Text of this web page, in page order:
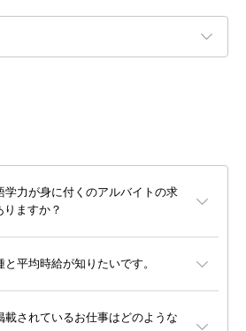
学力が身に付くのアルバイトの求
りますか？
平均時給が知りたいです。
載されているお仕事はどのような